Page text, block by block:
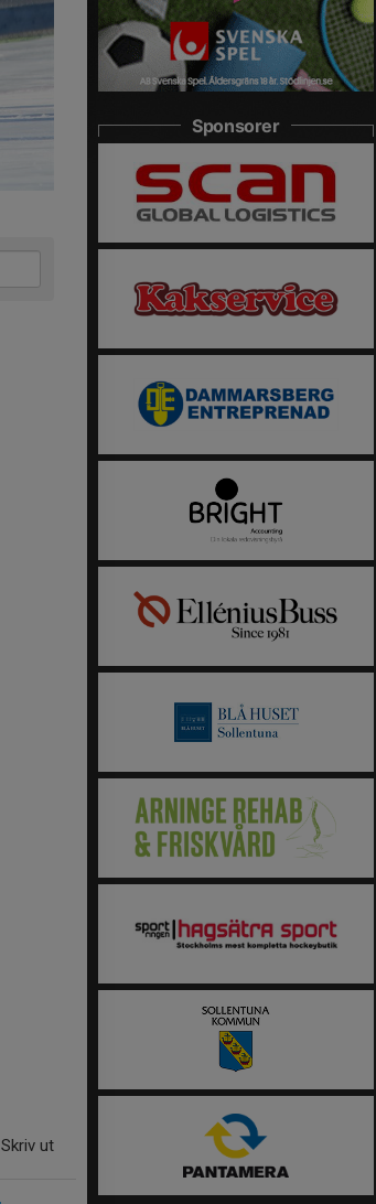
Skriv ut
Sponsorer